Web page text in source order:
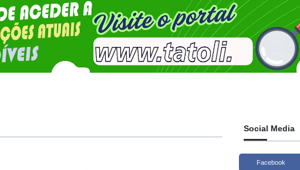
Social Media
Facebook